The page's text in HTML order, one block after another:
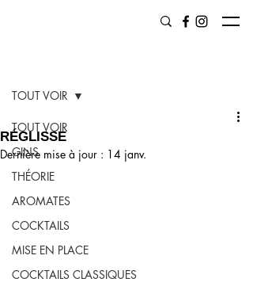
TOUT VOIR
GINS
THÉORIE
AROMATES
COCKTAILS
MISE EN PLACE
COCKTAILS CLASSIQUES
TOUT VOIR
RÉGLISSE
Dernière mise à jour : 14 janv.